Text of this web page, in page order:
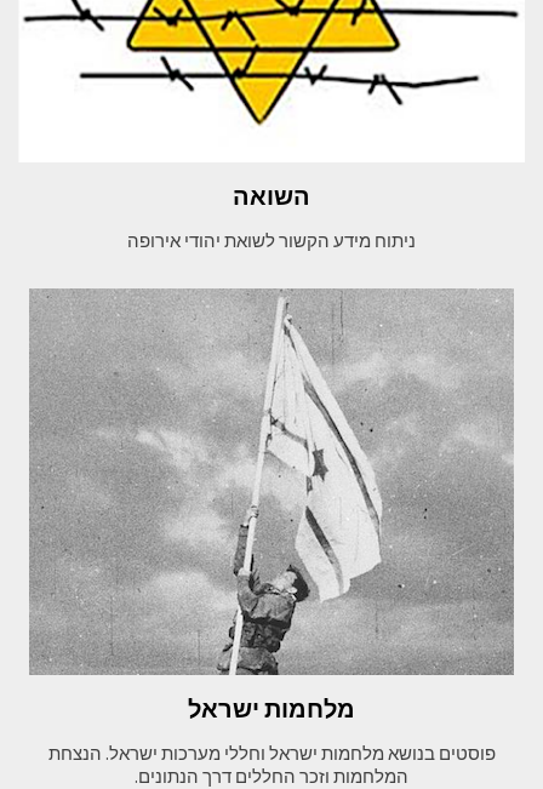
השואה
ניתוח מידע הקשור לשואת יהודי אירופה
מלחמות ישראל
פוסטים בנושא מלחמות ישראל וחללי מערכות ישראל. הנצחת
המלחמות וזכר החללים דרך הנתונים.